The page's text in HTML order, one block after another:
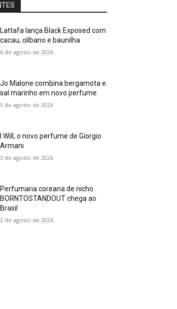
Lattafa lança Black Exposed com
cacau, olíbano e baunilha
6 de agosto de 2026
Jo Malone combina bergamota e
sal marinho em novo perfume
5 de agosto de 2026
I Will, o novo perfume de Giorgio
Armani
3 de agosto de 2026
Perfumaria coreana de nicho
BORNTOSTANDOUT chega ao
Brasil
2 de agosto de 2026